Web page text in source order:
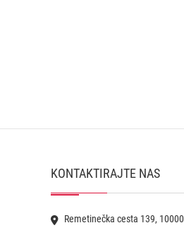
KONTAKTIRAJTE NAS
Remetinečka cesta 139,